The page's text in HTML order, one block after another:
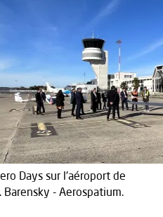
Days sur l'aéroport de
Barensky - Aerospatium.